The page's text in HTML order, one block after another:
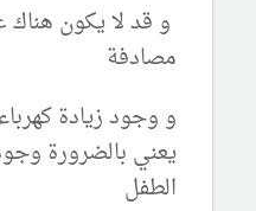
و قد لا يكون هناك
مصادفة
و وجود زيادة
يعني بالضرورة
الطفل